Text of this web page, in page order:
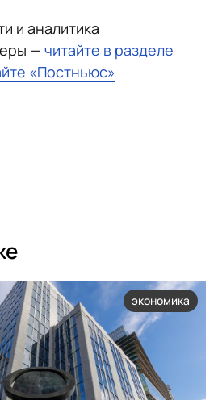
и аналитика
— читайте в разделе
«Постньюс»
экономика